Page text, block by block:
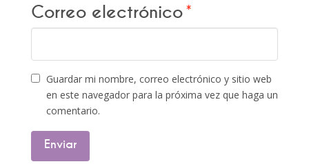
Correo electrónico*
Guardar mi nombre, correo electrónico y sitio web
en este navegador para la próxima vez que haga un
comentario.